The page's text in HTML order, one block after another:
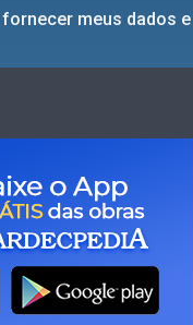
meus dados